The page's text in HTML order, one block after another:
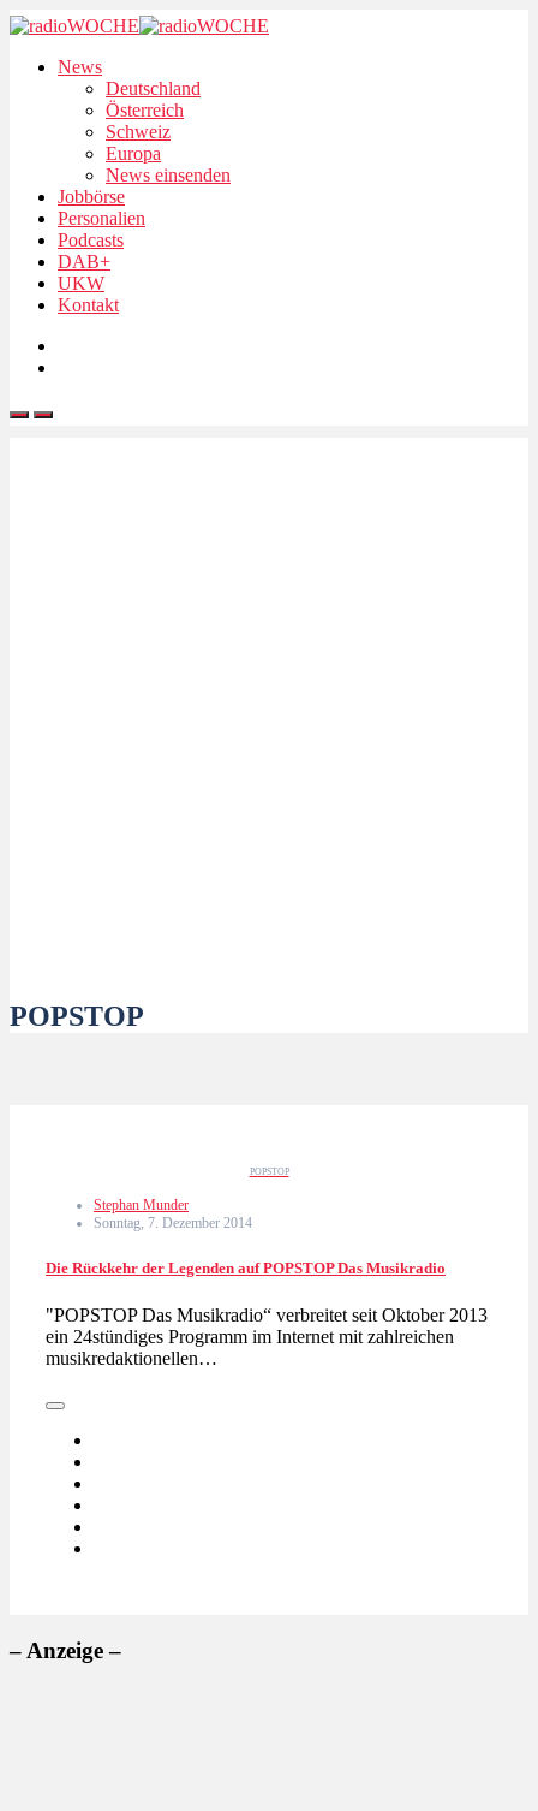
News
Deutschland
Österreich
Schweiz
Europa
News einsenden
Jobbörse
Personalien
Podcasts
DAB+
UKW
Kontakt
POPSTOP
POPSTOP
Stephan Munder
Sonntag, 7. Dezember 2014
Die Rückkehr der Legenden auf POPSTOP Das Musikradio
"POPSTOP Das Musikradio“ verbreitet seit Oktober 2013
ein 24stündiges Programm im Internet mit zahlreichen
musikredaktionellen…
– Anzeige –